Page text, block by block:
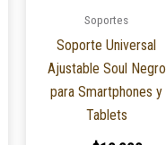
Soportes
Soporte Universal
Ajustable Soul Negro
para Smartphones y
Tablets